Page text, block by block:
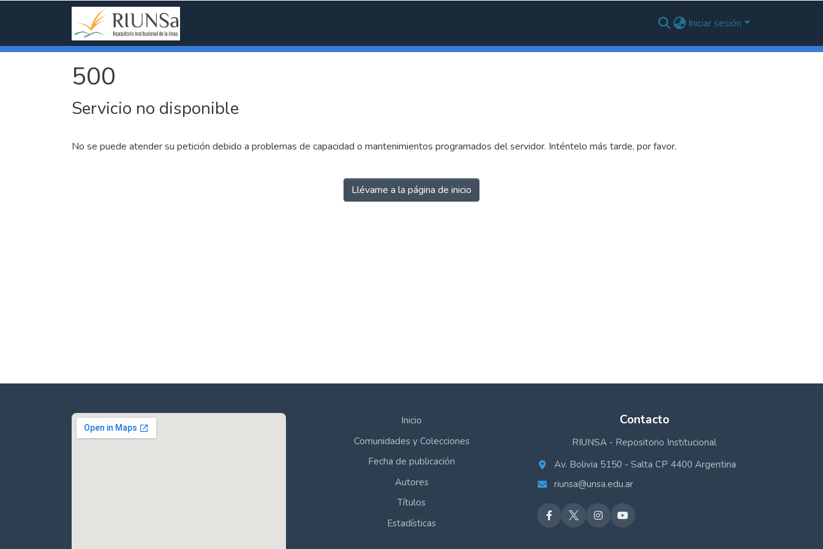
Iniciar sesión
500
Servicio no disponible
No se puede atender su petición debido a problemas de capacidad o mantenimientos programados del servidor. Inténtelo más tarde, por favor.
Llévame a la página de inicio
Inicio
Comunidades y Colecciones
Fecha de publicación
Autores
Títulos
Estadísticas
Contacto
RIUNSA - Repositorio Institucional
Av. Bolivia 5150 - Salta CP 4400 Argentina
riunsa@unsa.edu.ar